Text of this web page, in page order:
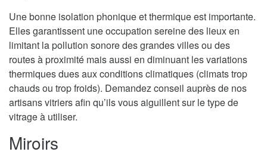
Une bonne isolation phonique et thermique est importante.
Elles garantissent une occupation sereine des lieux en
limitant la pollution sonore des grandes villes ou des
routes à proximité mais aussi en diminuant les variations
thermiques dues aux conditions climatiques (climats trop
chauds ou trop froids). Demandez conseil auprès de nos
artisans vitriers afin qu’ils vous aiguillent sur le type de
vitrage à utiliser.
Miroirs